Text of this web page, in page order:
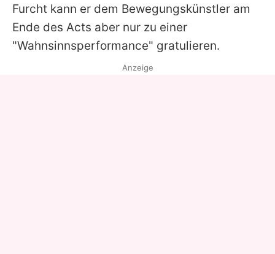
Furcht kann er dem Bewegungskünstler am
Ende des Acts aber nur zu einer
"Wahnsinnsperformance" gratulieren.
Anzeige